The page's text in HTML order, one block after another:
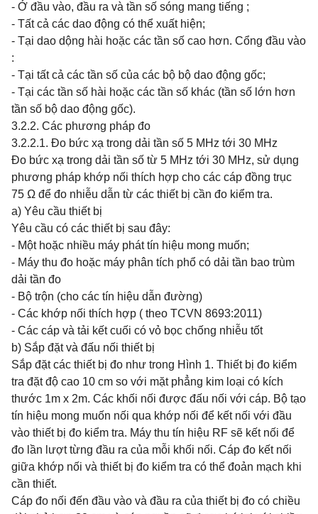
- Ở đầu vào, đầu ra và tần số sóng mang tiếng ;
- Tất cả các dao động có thể xuất hiện;
- Tại dao dộng hài hoặc các tần số cao hơn. Cổng đầu vào
:
- Tại tất cả các tần số của các bộ bộ dao động gốc;
- Tại các tần số hài hoặc các tần số khác (tần số lớn hơn
tần số bộ dao động gốc).
3.2.2. Các phương pháp đo
3.2.2.1. Đo bức xạ trong dải tần số 5 MHz tới 30 MHz
Đo bức xạ trong dải tần số từ 5 MHz tới 30 MHz, sử dụng
phương pháp khớp nối thích hợp cho các cáp đồng trục
75 Ω để đo nhiễu dẫn từ các thiết bị cần đo kiểm tra.
a) Yêu cầu thiết bị
Yêu cầu có các thiết bị sau đây:
- Một hoặc nhiều máy phát tín hiệu mong muốn;
- Máy thu đo hoặc máy phân tích phổ có dải tần bao trùm
dải tần đo
- Bộ trộn (cho các tín hiệu dẫn đường)
- Các khớp nối thích hợp ( theo TCVN 8693:2011)
- Các cáp và tải kết cuối có vỏ bọc chống nhiễu tốt
b) Sắp đặt và đấu nối thiết bị
Sắp đặt các thiết bị đo như trong Hình 1. Thiết bị đo kiểm
tra đặt độ cao 10 cm so với mặt phẳng kim loại có kích
thước 1m x 2m. Các khối nối được đấu nối với cáp. Bộ tạo
tín hiệu mong muốn nối qua khớp nối để kết nối với đầu
vào thiết bị đo kiểm tra. Máy thu tín hiệu RF sẽ kết nối để
đo lần lượt từng đầu ra của mỗi khối nối. Cáp đo kết nối
giữa khớp nối và thiết bị đo kiểm tra có thể đoản mạch khi
cần thiết.
Cáp đo nối đến đầu vào và đầu ra của thiết bị đo có chiều